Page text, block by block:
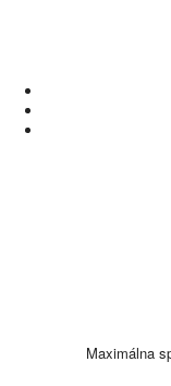
Maximálna